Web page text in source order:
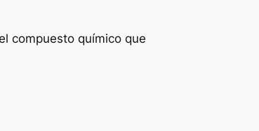
compuesto químico que